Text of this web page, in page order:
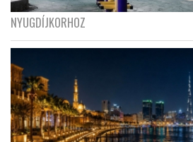
NYUGDÍJKORHOZ